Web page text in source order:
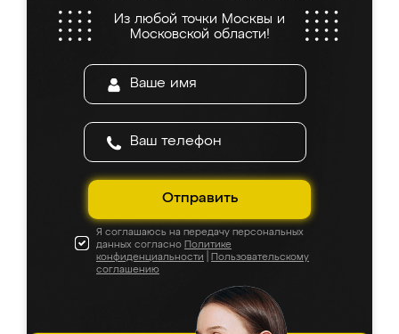
Из любой точки Москвы и
Московской области!
Отправить
Я соглашаюсь на передачу персональных
данных согласно Политике
конфиденциальности
Пользовательскому
соглашению